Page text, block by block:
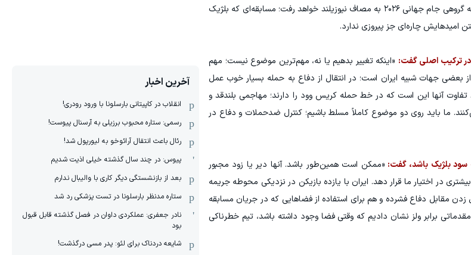
صبح روز شنبه در آخرین دیدار مرحله گروهی جام جهانی ۲۰۲۶ به مصاف نیوزیلند خواهد رفت؛ مسابقه‌ای که بلژیک
امیدهایش چاره‌ای جز پیروزی ندارد.
در ترکیب اصلی گفت: «اینکه تغییر بدهیم یا نه، مهم‌ترین موضوع نیست؛ مهم
بعضی جهات شبیه ایران است؛ در انتقال از دفاع به حمله بسیار خوب عمل
آنها این است که در خط حمله کریس وود را دارند؛ مهاجمی بلندقد و
ما باید روی دو موضوع کاملاً مسلط باشیم؛ کنترل ضدحملات و دفاع در
سود بلژیک باشد، گفت: «ممکن است همین‌طور باشد. آنها دیر یا زود مجبور
در اختیار ما قرار دهد. ایران با یازده بازیکن در نزدیکی محوطه جریمه
مقابل دفاع فشرده و هم برای استفاده از فضاهایی که در جریان مسابقه
برابر ولز نشان دادیم که وقتی فضا وجود داشته باشد، تیم خطرناکی
آخرین اخبار
انقلاب در کاپیتانی بارسلونا با ورود رودری!
رسمی: ستاره محبوب برزیلی به آرسنال پیوست!
رئال باعث انتقال آرائوخو به لیورپول شد!
پیوس: در چند سال گذشته خیلی اذیت شدیم
بعد از بازنشستگی دیگر کاری با والیبال ندارم
ستاره مدنظر بارسلونا در تست پزشکی رد شد
نادر جعفری: عملکردی داوان در فصل گذشته قابل قبول
بود
شایعه دردناک برای لئو: پدر مسی درگذشت!